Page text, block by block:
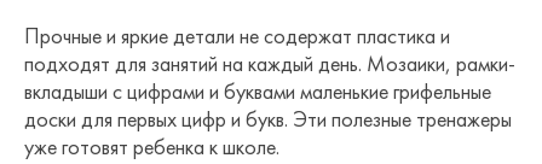
Прочные и яркие детали не содержат пластика и
подходят для занятий на каждый день. Мозаики, рамки-
вкладыши с цифрами и буквами маленькие грифельные
доски для первых цифр и букв. Эти полезные тренажеры
уже готовят ребенка к школе.